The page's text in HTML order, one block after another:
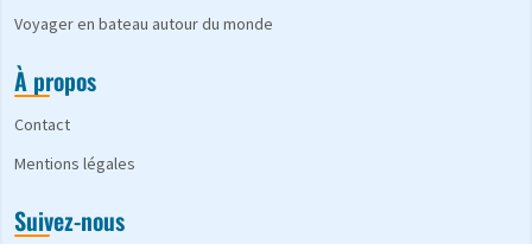
Voyager en bateau autour du monde
À propos
Contact
Mentions légales
Suivez-nous